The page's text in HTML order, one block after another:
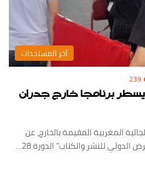
‏آخر المستجدات
239
برنامجا خارج جدران
المغربية المقيمة بالخارج، عن
للنشر والكتاب” الدورة 28…